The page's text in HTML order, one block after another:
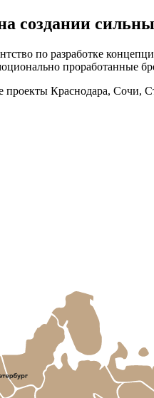
создании
по разработке
проработанные
проекты Краснодара, Сочи,